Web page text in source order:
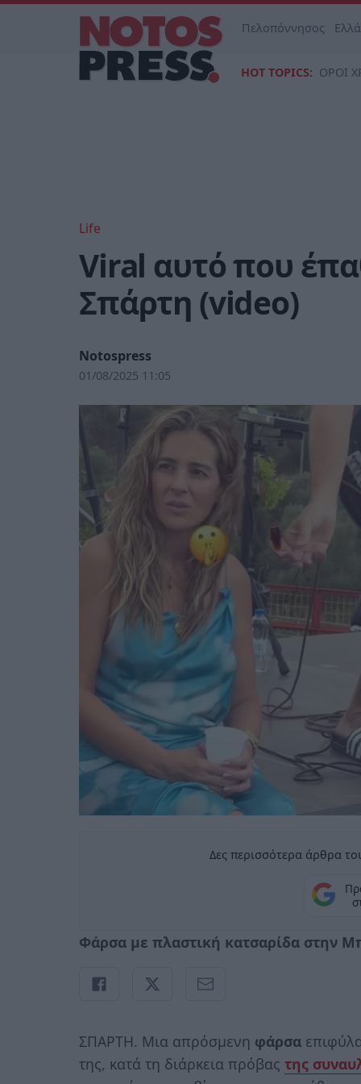
Πελοπόννησος
HOT TOPICS: ΟΡΟΙ
Life
Viral αυτό που
Σπάρτη (video)
Notospress
01/08/2025 11:05
Δες περισσότερα άρθρα
Φάρσα με πλαστική κατσαρίδα στην
ΣΠΑΡΤΗ. Μια απρόσμενη φάρσα
της, κατά τη διάρκεια πρόβας της